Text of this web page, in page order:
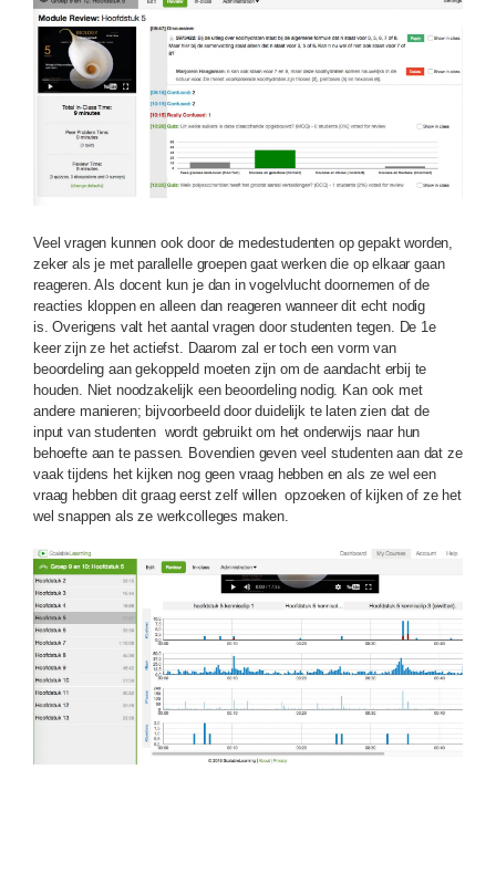
Veel vragen kunnen ook door de medestudenten op gepakt worden,
zeker als je met parallelle groepen gaat werken die op elkaar gaan
reageren. Als docent kun je dan in vogelvlucht doornemen of de
reacties kloppen en alleen dan reageren wanneer dit echt nodig
is. Overigens valt het aantal vragen door studenten tegen. De 1e
keer zijn ze het actiefst. Daarom zal er toch een vorm van
beoordeling aan gekoppeld moeten zijn om de aandacht erbij te
houden. Niet noodzakelijk een beoordeling nodig. Kan ook met
andere manieren; bijvoorbeeld door duidelijk te laten zien dat de
input van studenten wordt gebruikt om het onderwijs naar hun
behoefte aan te passen. Bovendien geven veel studenten aan dat ze
vaak tijdens het kijken nog geen vraag hebben en als ze wel een
vraag hebben dit graag eerst zelf willen opzoeken of kijken of ze het
wel snappen als ze werkcolleges maken.